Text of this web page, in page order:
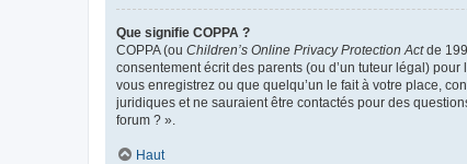
Que signifie COPPA ?
COPPA (ou Children’s Online Privacy Protection Actde
consentement écrit des parents (ou d’un tuteur légal)
vous enregistrez ou que quelqu’un le fait à votre place,
juridiques et ne sauraient être contactés pour des
forum ? ».
Haut